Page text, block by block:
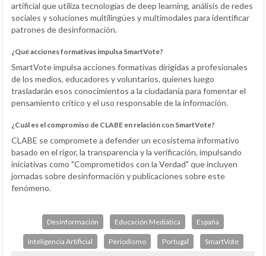
artificial que utiliza tecnologías de deep learning, análisis de redes
sociales y soluciones multilingües y multimodales para identificar
patrones de desinformación.
¿Qué acciones formativas impulsa SmartVote?
SmartVote impulsa acciones formativas dirigidas a profesionales
de los medios, educadores y voluntarios, quienes luego
trasladarán esos conocimientos a la ciudadanía para fomentar el
pensamiento crítico y el uso responsable de la información.
¿Cuál es el compromiso de CLABE en relación con SmartVote?
CLABE se compromete a defender un ecosistema informativo
basado en el rigor, la transparencia y la verificación, impulsando
iniciativas como "Comprometidos con la Verdad" que incluyen
jornadas sobre desinformación y publicaciones sobre este
fenómeno.
Desinformación Educación Mediática España
Inteligencia Artificial Periodismo Portugal SmartVote